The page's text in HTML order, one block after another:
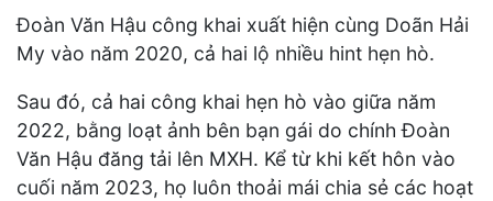
Đoàn Văn Hậu công khai xuất hiện cùng Doãn Hải
My vào năm 2020, cả hai lộ nhiều hint hẹn hò.
Sau đó, cả hai công khai hẹn hò vào giữa năm
2022, bằng loạt ảnh bên bạn gái do chính Đoàn
Văn Hậu đăng tải lên MXH. Kể từ khi kết hôn vào
cuối năm 2023, họ luôn thoải mái chia sẻ các hoạt